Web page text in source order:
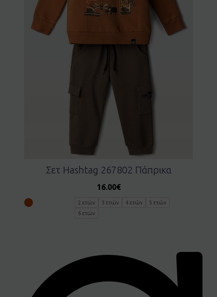
Σετ Hashtag 267802 Πάπρικα
16.00€
2 ετών 3 ετών 4 ετών
5 ετών
6 ετών